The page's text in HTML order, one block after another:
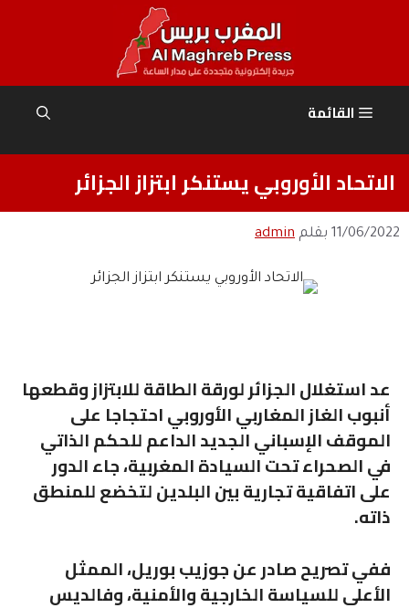
القائمة
الاتحاد الأوروبي يستنكر ابتزاز الجزائر
11/06/2022 بقلم admin
عد استغلال الجزائر لورقة الطاقة للابتزاز وقطعها
أنبوب الغاز المغاربي الأوروبي احتجاجا على
الموقف الإسباني الجديد الداعم للحكم الذاتي
في الصحراء تحت السيادة المغربية، جاء الدور
على اتفاقية تجارية بين البلدين لتخضع للمنطق
ذاته.
ففي تصريح صادر عن جوزيب بوريل، الممثل
الأعلى للسياسة الخارجية والأمنية، وفالديس